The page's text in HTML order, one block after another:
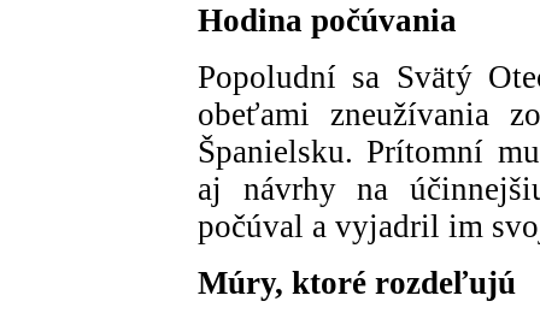
Hodina počúvania
Popoludní sa Svätý
obeťami zneužívania
Španielsku. Prítomní
aj návrhy na
počúval a vyjadril im
Múry, ktoré rozdeľujú